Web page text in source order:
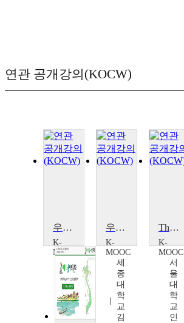
연관 공개강의(KOCW)
우리 문화의 정체성과 문화산업
K-
MOOC
세
종
대
학
교
김
우리 문화의 정체성과 문화산업
K-
MOOC
세
종
대
학
교
김
The Roots of Korean Culture(한국문화의 뿌리)
K-
MOOC
서
울
대
학
교
인